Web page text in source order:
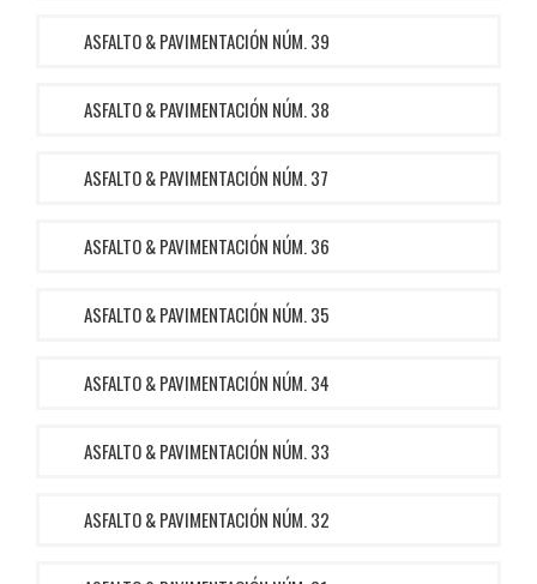
ASFALTO & PAVIMENTACIÓN NÚM. 39
ASFALTO & PAVIMENTACIÓN NÚM. 38
ASFALTO & PAVIMENTACIÓN NÚM. 37
ASFALTO & PAVIMENTACIÓN NÚM. 36
ASFALTO & PAVIMENTACIÓN NÚM. 35
ASFALTO & PAVIMENTACIÓN NÚM. 34
ASFALTO & PAVIMENTACIÓN NÚM. 33
ASFALTO & PAVIMENTACIÓN NÚM. 32